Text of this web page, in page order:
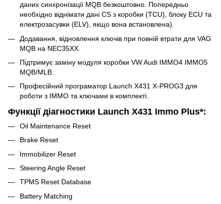
даних синхронізації MQB безкоштовно. Попередньо
необхідно віднімати дані CS з коробки (TCU), блоку ECU та
електрозасувки (ELV), якщо вона встановлена).
Додавання, відновлення ключів при повній втрати для VAG
MQB на NEC35XX.
Підтримує заміну модуля коробки VW Audi IMMO4 IMMO5
MQB/MLB.
Професійний програматор Launch X431 X-PROG3 для
роботи з ІММО та ключами в комплекті.
Функції діагностики Launch X431 Immo Plus*:
Oil Maintenance Reset
Brake Reset
Immobilizer Reset
Steering Angle Reset
TPMS Reset Database
Battery Matching